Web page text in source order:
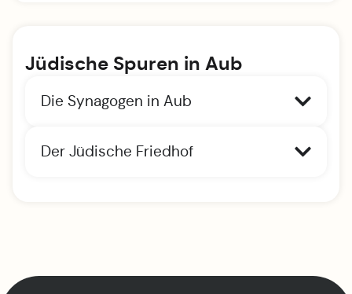
Jüdische Spuren in Aub
Die Synagogen in Aub
Der Jüdische Friedhof